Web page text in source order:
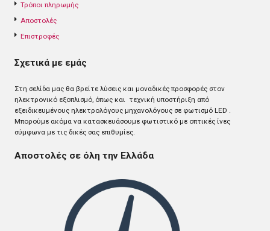
Τρόποι πληρωμής
Αποστολές
Επιστροφές
Σχετικά με εμάς
Στη σελίδα μας θα βρείτε λύσεις και μοναδικές προσφορές στον
ηλεκτρονικό εξοπλισμό, όπως και τεχνική υποστήριξη από
εξειδικευμένους ηλεκτρολόγους μηχανολόγους σε φωτισμό LED .
Mπορούμε ακόμα να κατασκευάσουμε φωτιστικό με οπτικές ίνες
σύμφωνα με τις δικές σας επιθυμίες.
Αποστολές σε όλη την Ελλάδα